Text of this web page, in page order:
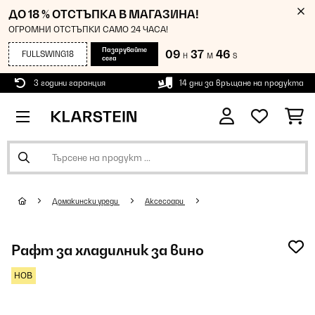
ДО 18 % ОТСТЪПКА В МАГАЗИНА!
ОГРОМНИ ОТСТЪПКИ САМО 24 ЧАСА!
FULLSWING18
Пазарувайте
сега
09 H 37 M 45 S
3 години гаранция 14 дни за връщане на продукта
Домакински уреди Аксесоари
Рафт за хладилник за вино
НОВ